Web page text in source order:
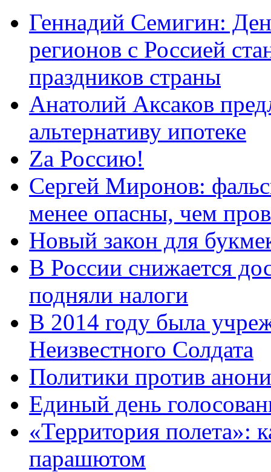
Геннадий Семигин:
регионов с Россией
праздников страны
Анатолий Аксаков
альтернативу ипотеке
Zа Россию!
Сергей Миронов:
менее опасны, чем
Новый закон для
В России снижается
подняли налоги
В 2014 году была
Неизвестного Солдата
Политики против
Единый день
«Территория полета»:
парашютом